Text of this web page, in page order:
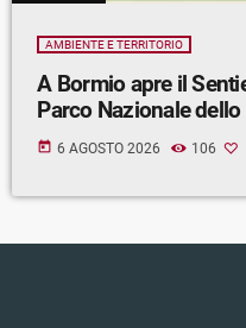
AMBIENTE E TERRITORIO
A Bormio apre il Sentiero della Purezza con il
Parco Nazionale
today 6 AGOSTO 2026 106